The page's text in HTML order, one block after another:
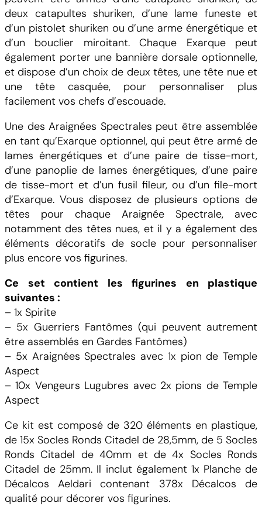
deux catapultes shuriken, d’une lame funeste et
d’un pistolet shuriken ou d’une arme énergétique et
d’un bouclier miroitant. Chaque Exarque peut
également porter une bannière dorsale optionnelle,
et dispose d’un choix de deux têtes, une tête nue et
une tête casquée, pour personnaliser plus
facilement vos chefs d’escouade.
Une des Araignées Spectrales peut être assemblée
en tant qu’Exarque optionnel, qui peut être armé de
lames énergétiques et d’une paire de tisse-mort,
d’une panoplie de lames énergétiques, d’une paire
de tisse-mort et d’un fusil fileur, ou d’un file-mort
d’Exarque. Vous disposez de plusieurs options de
têtes pour chaque Araignée Spectrale, avec
notamment des têtes nues, et il y a également des
éléments décoratifs de socle pour personnaliser
plus encore vos figurines.
Ce set contient les figurines en plastique
suivantes :
– 1x Spirite
– 5x Guerriers Fantômes (qui peuvent autrement
être assemblés en Gardes Fantômes)
– 5x Araignées Spectrales avec 1x pion de Temple
Aspect
– 10x Vengeurs Lugubres avec 2x pions de Temple
Aspect
Ce kit est composé de 320 éléments en plastique,
de 15x Socles Ronds Citadel de 28,5mm, de 5 Socles
Ronds Citadel de 40mm et de 4x Socles Ronds
Citadel de 25mm. Il inclut également 1x Planche de
Décalcos Aeldari contenant 378x Décalcos de
qualité pour décorer vos figurines.